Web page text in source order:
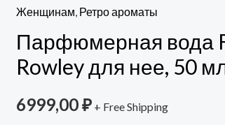
Женщинам Ретро ароматы
Парфюмерная вода
Rowley для нее, 50
6999,00₽ + Free Shipping
Парфюмерная
Flower
by
Rowley